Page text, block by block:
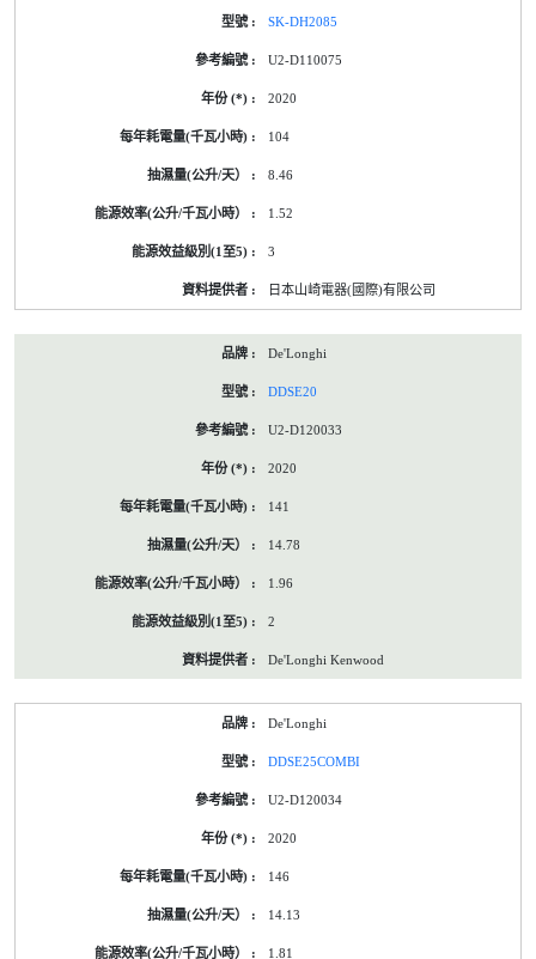
SK-DH2085
U2-D110075
2020
104
8.46
1.52
3
日本山崎電器(國際)有限公司
De'Longhi
DDSE20
U2-D120033
2020
141
14.78
1.96
2
De'Longhi Kenwood
De'Longhi
DDSE25COMBI
U2-D120034
2020
146
14.13
1.81